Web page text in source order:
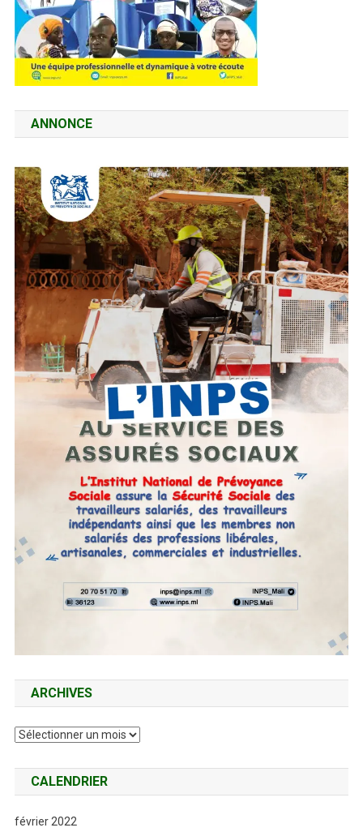
ANNONCE
ARCHIVES
Archives
CALENDRIER
février 2022